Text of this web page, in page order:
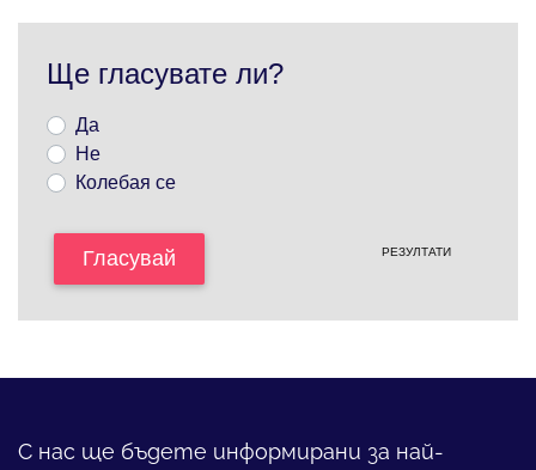
Ще гласувате ли?
Да
Не
Колебая се
Гласувай РЕЗУЛТАТИ
С нас ще бъдете информирани за най-